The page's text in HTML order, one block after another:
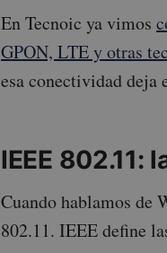
En Tecnoic ya vimos
GPON, LTE y otras
esa conectividad deja
IEEE 802.11:
Cuando hablamos de
802.11. IEEE define